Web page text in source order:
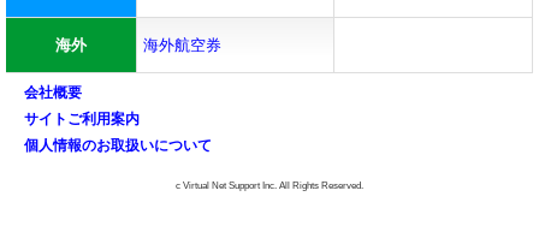
海外 海外航空券
会社概要
サイトご利用案内
個人情報のお取扱いについて
c Virtual Net Support Inc. All Rights Reserved.